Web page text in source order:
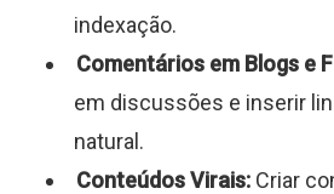
indexação.
Comentários em Blogs e
em discussões e inserir
natural.
Conteúdos Virais: Criar